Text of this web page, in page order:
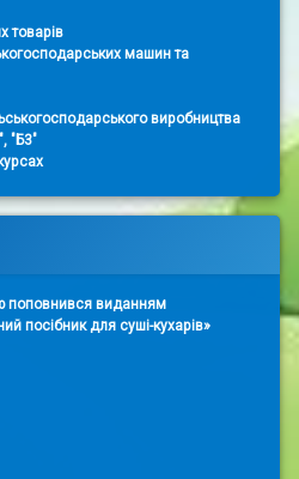
товарів
машин та
виробництва
"Б3"
поповнився виданням
посібник для суші-кухарів»